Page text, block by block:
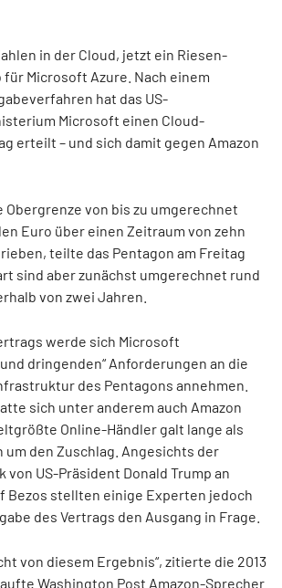
in der Cloud, jetzt ein Riesen-
Microsoft Azure. Nach einem
hat das US-
Microsoft einen Cloud-
erteilt – und sich damit gegen Amazon
Obergrenze von bis zu umgerechnet
Euro über einen Zeitraum von zehn
teilte das Pentagon am Freitag
sind aber zunächst umgerechnet rund
von zwei Jahren.
werde sich Microsoft
dringenden“ Anforderungen an die
des Pentagons annehmen.
sich unter anderem auch Amazon
Online-Händler galt lange als
um den Zuschlag. Angesichts der
US-Präsident Donald Trump an
Bezos stellten einige Experten jedoch
des Vertrags den Ausgang in Frage.
von diesem Ergebnis“, zitierte die 2013
Washington Post Amazon-Sprecher